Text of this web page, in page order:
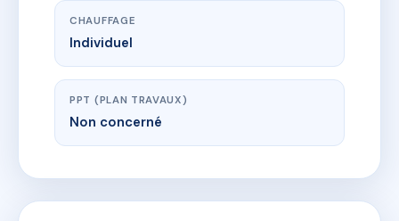
CHAUFFAGE
Individuel
PPT (PLAN TRAVAUX)
Non concerné